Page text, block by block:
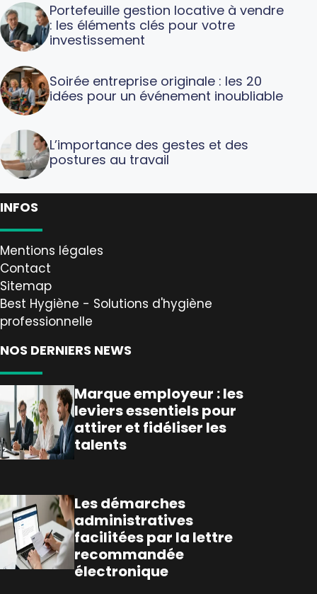
Portefeuille gestion locative à vendre
: les éléments clés pour votre
investissement
Soirée entreprise originale : les 20
idées pour un événement inoubliable
L’importance des gestes et des
postures au travail
INFOS
Mentions légales
Contact
Sitemap
Best Hygiène - Solutions d'hygiène
professionnelle
NOS DERNIERS NEWS
Marque employeur : les
leviers essentiels pour
attirer et fidéliser les
talents
Les démarches
administratives
facilitées par la lettre
recommandée
électronique